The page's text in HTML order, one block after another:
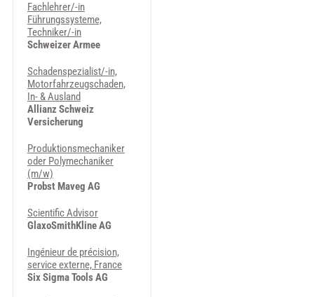
Fachlehrer/-in
Führungssysteme,
Techniker/-in
Schweizer Armee
Schadenspezialist/-in,
Motorfahrzeugschaden,
In- & Ausland
Allianz Schweiz
Versicherung
Produktionsmechaniker
oder Polymechaniker
(m/w)
Probst Maveg AG
Scientific Advisor
GlaxoSmithKline AG
Ingénieur de précision,
service externe, France
Six Sigma Tools AG